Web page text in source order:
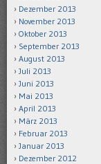
Dezember 2013
November 2013
Oktober 2013
September 2013
August 2013
Juli 2013
Juni 2013
Mai 2013
April 2013
März 2013
Februar 2013
Januar 2013
Dezember 2012